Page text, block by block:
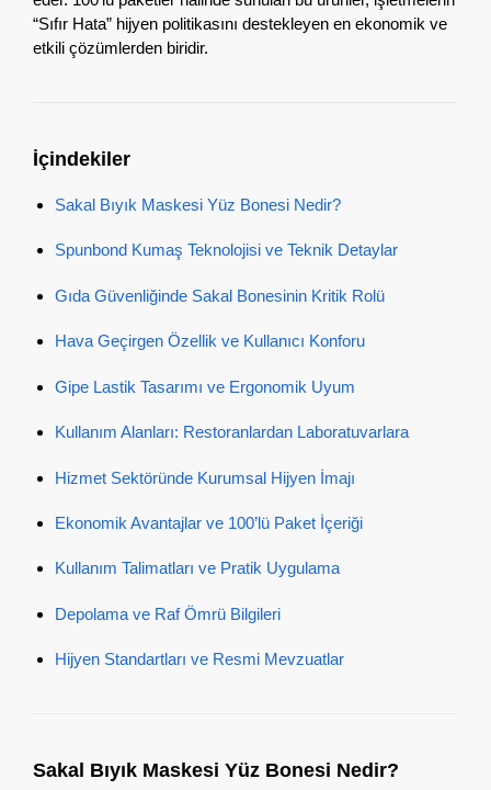
“Sıfır Hata” hijyen politikasını destekleyen en ekonomik ve
etkili çözümlerden biridir.
İçindekiler
Sakal Bıyık Maskesi Yüz Bonesi Nedir?
Spunbond Kumaş Teknolojisi ve Teknik Detaylar
Gıda Güvenliğinde Sakal Bonesinin Kritik Rolü
Hava Geçirgen Özellik ve Kullanıcı Konforu
Gipe Lastik Tasarımı ve Ergonomik Uyum
Kullanım Alanları: Restoranlardan Laboratuvarlara
Hizmet Sektöründe Kurumsal Hijyen İmajı
Ekonomik Avantajlar ve 100’lü Paket İçeriği
Kullanım Talimatları ve Pratik Uygulama
Depolama ve Raf Ömrü Bilgileri
Hijyen Standartları ve Resmi Mevzuatlar
Sakal Bıyık Maskesi Yüz Bonesi Nedir?